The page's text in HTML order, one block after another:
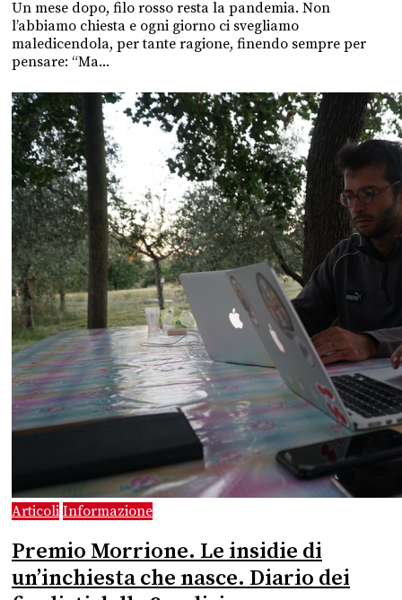
Un mese dopo, filo rosso resta la pandemia. Non
l’abbiamo chiesta e ogni giorno ci svegliamo
maledicendola, per tante ragione, finendo sempre per
pensare: “Ma...
Articoli Informazione
Premio Morrione. Le insidie di
un’inchiesta che nasce. Diario dei